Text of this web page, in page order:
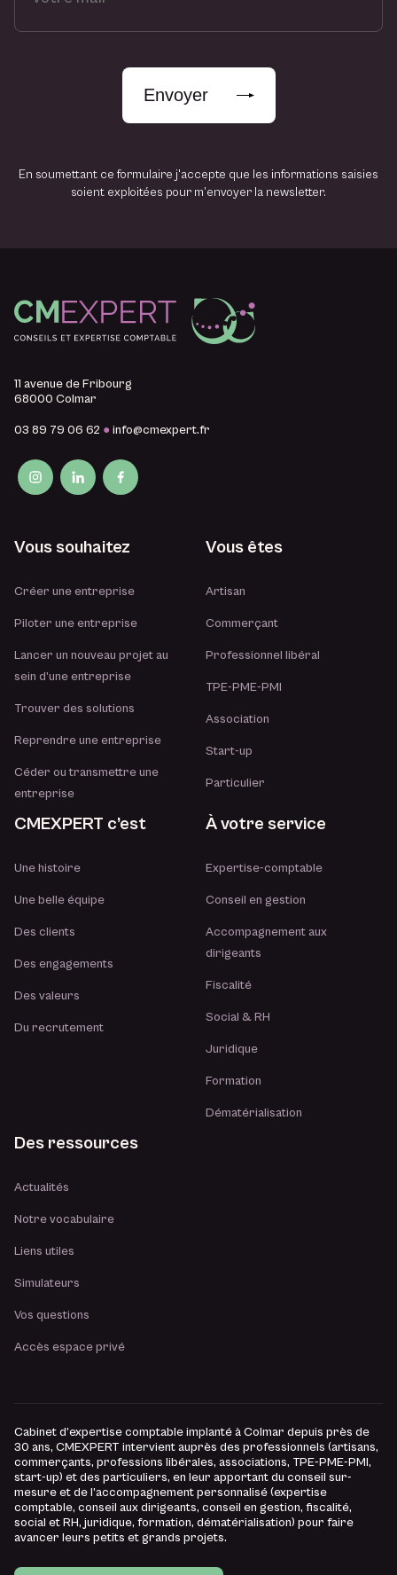
Envoyer
En soumettant ce formulaire j'accepte que les informations saisies
soient exploitées pour m’envoyer la newsletter.
11 avenue de Fribourg
68000 Colmar
03 89 79 06 62 ●info@cmexpert.fr
Vous souhaitez
Créer une entreprise
Piloter une entreprise
Lancer un nouveau projet au
sein d’une entreprise
Trouver des solutions
Reprendre une entreprise
Céder ou transmettre une
entreprise
Vous êtes
Artisan
Commerçant
Professionnel libéral
TPE-PME-PMI
Association
Start-up
Particulier
CMEXPERT c’est
Une histoire
Une belle équipe
Des clients
Des engagements
Des valeurs
Du recrutement
À votre service
Expertise-comptable
Conseil en gestion
Accompagnement aux
dirigeants
Fiscalité
Social & RH
Juridique
Formation
Dématérialisation
Des ressources
Actualités
Notre vocabulaire
Liens utiles
Simulateurs
Vos questions
Accès espace privé
Cabinet d’expertise comptable implanté à Colmar depuis près de
30 ans, CMEXPERT intervient auprès des professionnels (artisans,
commerçants, professions libérales, associations, TPE-PME-PMI,
start-up) et des particuliers, en leur apportant du conseil sur-
mesure et de l’accompagnement personnalisé (expertise
comptable, conseil aux dirigeants, conseil en gestion, fiscalité,
social et RH, juridique, formation, dématérialisation) pour faire
avancer leurs petits et grands projets.